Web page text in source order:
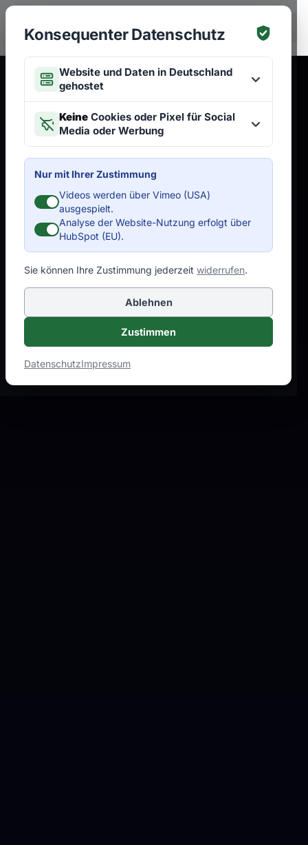
Zum Hauptinhalt springen
EN
Konsequenter Datenschutz
Website und Daten in Deutschland
gehostet
Keine Cookies oder Pixel für Social
Media oder Werbung
Nur mit Ihrer Zustimmung
Videos werden über Vimeo (USA)
ausgespielt.
Analyse der Website-Nutzung erfolgt über
HubSpot (EU).
Sie können Ihre Zustimmung jederzeit widerrufen.
Ablehnen
Zustimmen
DatenschutzImpressum